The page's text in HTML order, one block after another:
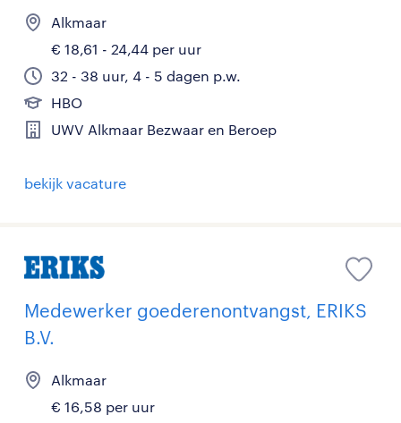
Alkmaar
€ 18,61 - 24,44 per uur
32 - 38 uur, 4 - 5 dagen p.w.
HBO
UWV Alkmaar Bezwaar en Beroep
bekijk vacature
Medewerker goederenontvangst, ERIKS
B.V.
Alkmaar
€ 16,58 per uur